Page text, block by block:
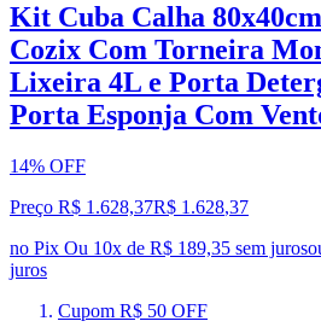
Kit Cuba Calha
Cozix Com Torneira
Lixeira 4L e Porta
Porta Esponja Com
14% OFF
Preço R$ 1.628,37R$ 1.628,37
no Pix Ou 10x de R$ 189,35 sem juros
juros
Cupom R$ 50 OFF